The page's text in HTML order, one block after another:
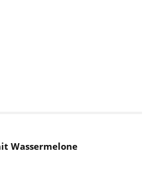
Wassermelone